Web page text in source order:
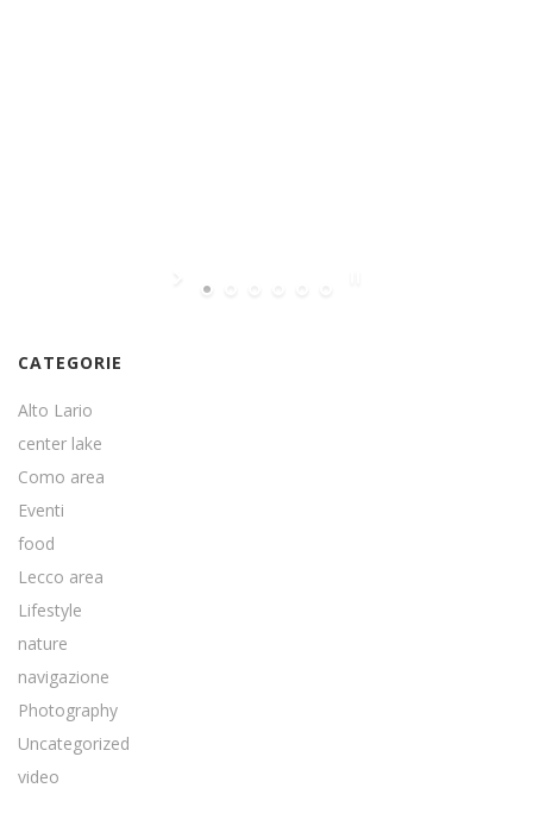
CATEGORIE
Alto Lario
center lake
Como area
Eventi
food
Lecco area
Lifestyle
nature
navigazione
Photography
Uncategorized
video